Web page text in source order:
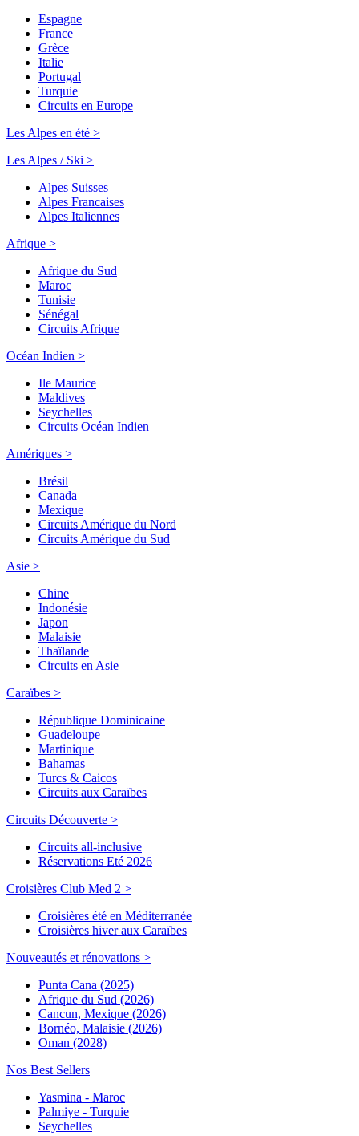
Espagne
France
Grèce
Italie
Portugal
Turquie
Circuits en Europe
Les Alpes en été >
Les Alpes / Ski >
Alpes Suisses
Alpes Francaises
Alpes Italiennes
Afrique >
Afrique du Sud
Maroc
Tunisie
Sénégal
Circuits Afrique
Océan Indien >
Ile Maurice
Maldives
Seychelles
Circuits Océan Indien
Amériques >
Brésil
Canada
Mexique
Circuits Amérique du Nord
Circuits Amérique du Sud
Asie >
Chine
Indonésie
Japon
Malaisie
Thaïlande
Circuits en Asie
Caraïbes >
République Dominicaine
Guadeloupe
Martinique
Bahamas
Turcs & Caicos
Circuits aux Caraïbes
Circuits Découverte >
Circuits all-inclusive
Réservations Eté 2026
Croisières Club Med 2 >
Croisières été en Méditerranée
Croisières hiver aux Caraïbes
Nouveautés et rénovations >
Punta Cana (2025)
Afrique du Sud (2026)
Cancun, Mexique (2026)
Bornéo, Malaisie (2026)
Oman (2028)
Nos Best Sellers
Yasmina - Maroc
Palmiye - Turquie
Seychelles